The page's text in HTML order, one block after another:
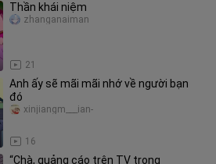
Thần khái niệm
21
zhanganaiman
Anh ấy sẽ mãi mãi nhớ về người bạn
đó
16
xinjiangm___ian-
“Chà, quảng cáo trên TV trong